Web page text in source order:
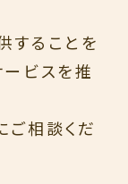
することを
ビスを推
ご相談くだ